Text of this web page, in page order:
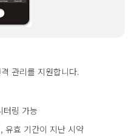
관리를 지원합니다.
터링 가능
유효 기간이 지난 시약